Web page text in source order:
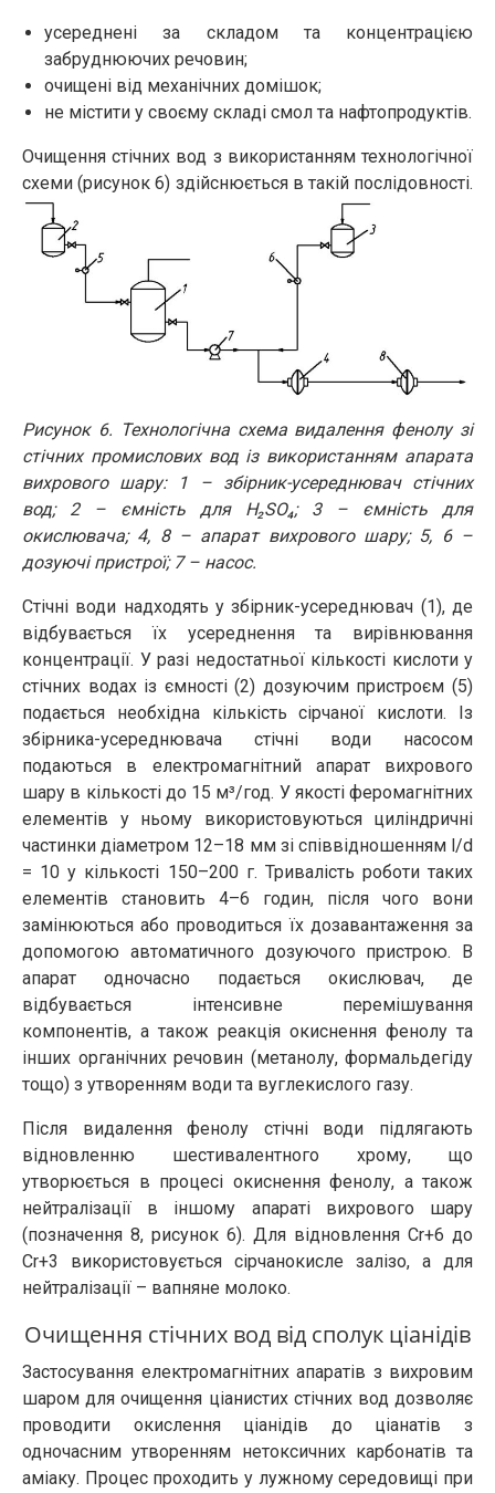
усереднені за складом та концентрацією
забруднюючих речовин;
очищені від механічних домішок;
не містити у своєму складі смол та нафтопродуктів.
Очищення стічних вод з використанням технологічної
схеми (рисунок 6) здійснюється в такій послідовності.
Рисунок 6. Технологічна схема видалення фенолу зі
стічних промислових вод із використанням апарата
вихрового шару: 1 – збірник-усереднювач стічних
вод; 2 – ємність для H₂SO₄; 3 – ємність для
окислювача; 4, 8 – апарат вихрового шару; 5, 6 –
дозуючі пристрої; 7 – насос.
Стічні води надходять у збірник-усереднювач (1), де
відбувається їх усереднення та вирівнювання
концентрації. У разі недостатньої кількості кислоти у
стічних водах із ємності (2) дозуючим пристроєм (5)
подається необхідна кількість сірчаної кислоти. Із
збірника-усереднювача стічні води насосом
подаються в електромагнітний апарат вихрового
шару в кількості до 15 м³/год. У якості феромагнітних
елементів у ньому використовуються циліндричні
частинки діаметром 12–18 мм зі співвідношенням l/d
= 10 у кількості 150–200 г. Тривалість роботи таких
елементів становить 4–6 годин, після чого вони
замінюються або проводиться їх дозавантаження за
допомогою автоматичного дозуючого пристрою. В
апарат одночасно подається окислювач, де
відбувається інтенсивне перемішування
компонентів, а також реакція окиснення фенолу та
інших органічних речовин (метанолу, формальдегіду
тощо) з утворенням води та вуглекислого газу.
Після видалення фенолу стічні води підлягають
відновленню шестивалентного хрому, що
утворюється в процесі окиснення фенолу, а також
нейтралізації в іншому апараті вихрового шару
(позначення 8, рисунок 6). Для відновлення Cr+6 до
Cr+3 використовується сірчанокисле залізо, а для
нейтралізації – вапняне молоко.
Очищення стічних вод від сполук ціанідів
Застосування електромагнітних апаратів з вихровим
шаром для очищення ціанистих стічних вод дозволяє
проводити окислення ціанідів до ціанатів з
одночасним утворенням нетоксичних карбонатів та
аміаку. Процес проходить у лужному середовищі при